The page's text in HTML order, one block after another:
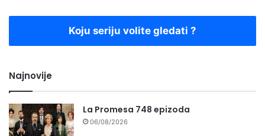
Koju seriju volite gledati ?
Najnovije
La Promesa 748 epizoda
06/08/2026